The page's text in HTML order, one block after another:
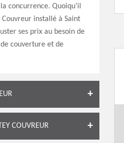
concurrence. Quoiqu’il
installé à Saint
ses prix au besoin de
couverture et de
COUVREUR